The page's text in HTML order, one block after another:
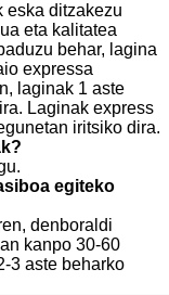
eska ditzakezu
eta kalitatea
behar, lagina
expressa
laginak 1 aste
Laginak express
iritsiko dira.
egiteko
denboraldi
kanpo 30-60
3 aste beharko